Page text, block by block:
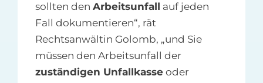
sollten den Arbeitsunfall auf jeden
Fall dokumentieren“, rät
Rechtsanwältin Golomb, „und Sie
müssen den Arbeitsunfall der
zuständigen Unfallkasseoder